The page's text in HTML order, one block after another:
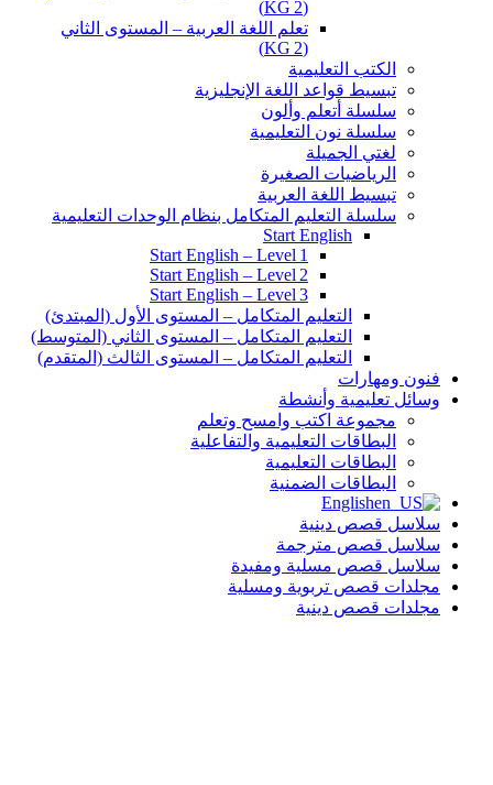
(KG 2)
تعلم اللغة العربية – المستوى الثاني
(KG 2)
الكتب التعليمية
تبسيط قواعد اللغة الإنجليزية
سلسلة أتعلم وألون
سلسلة نون التعليمية
لغتي الجميلة
الرياضيات الصغيرة
تبسيط اللغة العربية
سلسلة التعليم المتكامل بنظام الوحدات التعليمية
Start English
Start English – Level 1
Start English – Level 2
Start English – Level 3
التعليم المتكامل – المستوى الأول (المبتدئ)
التعليم المتكامل – المستوى الثاني (المتوسط)
التعليم المتكامل – المستوى الثالث (المتقدم)
فنون ومهارات
وسائل تعليمية وأنشطة
مجموعة اكتب وامسح وتعلم
البطاقات التعليمية والتفاعلية
البطاقات التعليمية
البطاقات الضمنية
English
سلاسل قصص دينية
سلاسل قصص مترجمة
سلاسل قصص مسلية ومفيدة
مجلدات قصص تربوية ومسلية
مجلدات قصص دينية